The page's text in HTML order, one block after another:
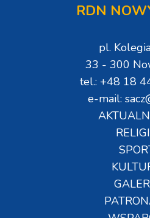
RDN
pl.
33 - 300
tel.: +48 18
e-mail: